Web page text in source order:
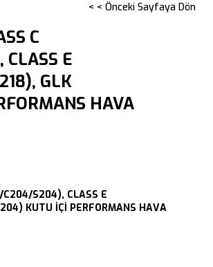
< < Önceki Sayfaya Dön
C
E
GLK
HAVA
C204/S204), CLASS E
KUTU İÇİ PERFORMANS HAVA